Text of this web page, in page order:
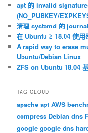
apt 的 invalid
(NO_PUBKEY/
清理 systemd 的
在 Ubuntu ≥ 18.04 使用
A rapid way to erase
Ubuntu/Debian Linux
ZFS on Ubuntu 18.04
TAG CLOUD
apache apt AWS
compress Debian dns
google google dns